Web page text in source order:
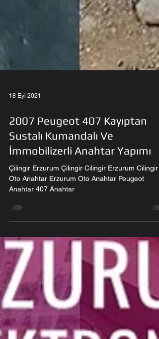
2007 Peugeot 407 Kayıptan
Sustalı Kumandalı Ve
İmmobilizerli Anahtar Yapımı
Çilingir Erzurum Çilingir Cilingir Erzurum Cilingir
Oto Anahtar Erzurum Oto Anahtar Peugeot